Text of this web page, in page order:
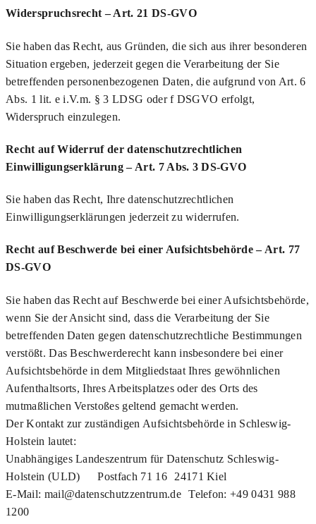
Widerspruchsrecht – Art. 21 DS-GVO
Sie haben das Recht, aus Gründen, die sich aus ihrer besonderen
Situation ergeben, jederzeit gegen die Verarbeitung der Sie
betreffenden personenbezogenen Daten, die aufgrund von Art. 6
Abs. 1 lit. e i.V.m. § 3 LDSG oder f DSGVO erfolgt,
Widerspruch einzulegen.
Recht auf Widerruf der datenschutzrechtlichen
Einwilligungserklärung – Art. 7 Abs. 3 DS-GVO
Sie haben das Recht, Ihre datenschutzrechtlichen
Einwilligungserklärungen jederzeit zu widerrufen.
Recht auf Beschwerde bei einer Aufsichtsbehörde – Art. 77
DS-GVO
Sie haben das Recht auf Beschwerde bei einer Aufsichtsbehörde,
wenn Sie der Ansicht sind, dass die Verarbeitung der Sie
betreffenden Daten gegen datenschutzrechtliche Bestimmungen
verstößt. Das Beschwerderecht kann insbesondere bei einer
Aufsichtsbehörde in dem Mitgliedstaat Ihres gewöhnlichen
Aufenthaltsorts, Ihres Arbeitsplatzes oder des Orts des
mutmaßlichen Verstoßes geltend gemacht werden.
Der Kontakt zur zuständigen Aufsichtsbehörde in Schleswig-
Holstein lautet:
Unabhängiges Landeszentrum für Datenschutz Schleswig-
Holstein (ULD) Postfach 71 16 24171 Kiel
E-Mail: mail@datenschutzzentrum.de Telefon: +49 0431 988
1200